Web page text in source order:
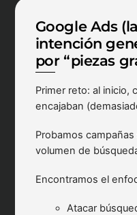
Google Ads
intención
por “piezas
Primer reto: al inicio,
encajaban
Probamos
volumen de
Encontramos el
Atacar